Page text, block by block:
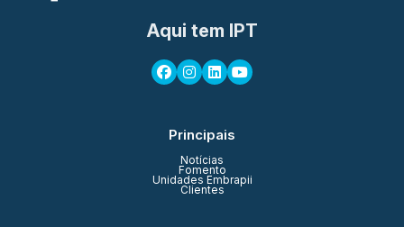
Aqui tem IPT
Principais
Notícias
Fomento
Unidades Embrapii
Clientes